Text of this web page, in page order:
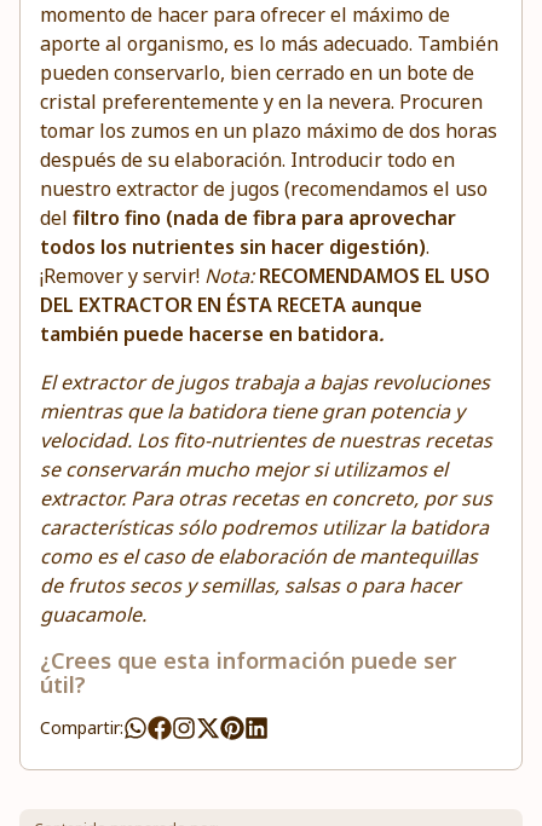
momento de hacer para ofrecer el máximo de
aporte al organismo, es lo más adecuado. También
pueden conservarlo, bien cerrado en un bote de
cristal preferentemente y en la nevera. Procuren
tomar los zumos en un plazo máximo de dos horas
después de su elaboración. Introducir todo en
nuestroextractor de jugos (recomendamos el uso
del filtro fino (nada de fibra para aprovechar
todos los nutrientes sin hacer digestión).
¡Remover y servir! Nota:RECOMENDAMOS EL USO
DEL EXTRACTOR EN ÉSTA RECETA aunque
también puede hacerse en batidora.
El extractor de jugos trabaja a bajas revoluciones
mientras que la batidora tiene gran potencia y
velocidad. Los fito-nutrientes de nuestras recetas
se conservarán mucho mejor si utilizamos el
extractor. Para otras recetas en concreto, por sus
características sólo podremos utilizar la batidora
como es el caso de elaboración de mantequillas
de frutos secos y semillas, salsas o para hacer
guacamole.
¿Crees que esta información puede ser
útil?
Compartir: